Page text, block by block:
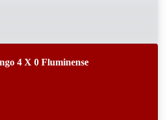
4 X 0 Fluminense